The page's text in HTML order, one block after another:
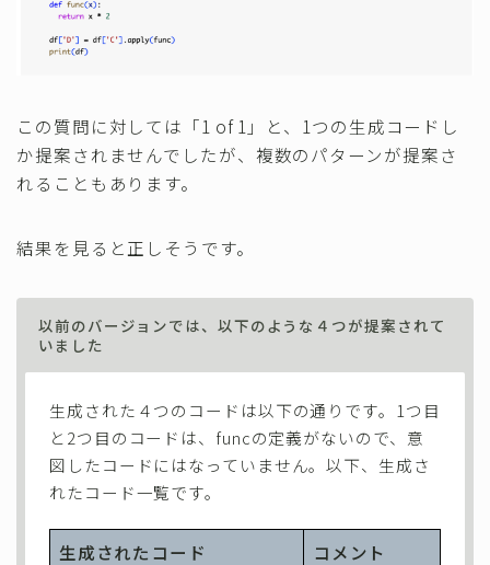
この質問に対しては「1 of 1」と、1つの生成コードし
か提案されませんでしたが、複数のパターンが提案さ
れることもあります。
結果を見ると正しそうです。
以前のバージョンでは、以下のような４つが提案されて
いました
生成された４つのコードは以下の通りです。1つ目
と2つ目のコードは、funcの定義がないので、意
図したコードにはなっていません。以下、生成さ
れたコード一覧です。
生成されたコード コメント